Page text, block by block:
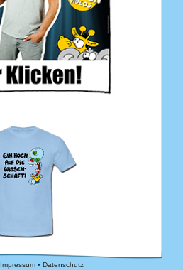
Impressum • Datenschutz